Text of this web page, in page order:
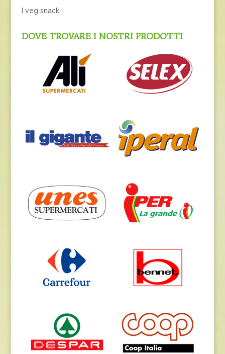
I veg snack
DOVE TROVARE I NOSTRI PRODOTTI